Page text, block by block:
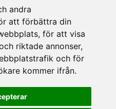
andra
att förbättra din
för att visa
riktade annonser,
och för
kommer ifrån.